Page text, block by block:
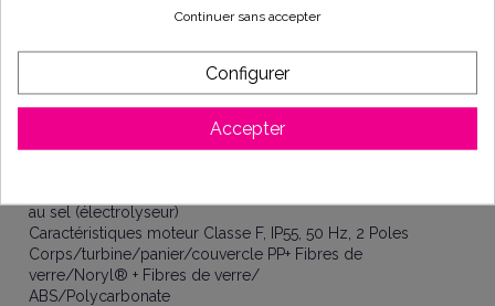
aux fonctionnements à sec accidentels
rabattables – aucun outil nécessaire
• Remplace les anciens modèles Super Pump® sans
modification d'installation
Temp. Maxi de l'eau 35°C
au sel (électrolyseur)
Caractéristiques moteur Classe F, IP55, 50 Hz, 2 Poles
Corps/turbine/panier/couvercle PP+ Fibres de
verre/Noryl® + Fibres de verre/
ABS/Polycarbonate
Continuer sans accepter
Configurer
Accepter